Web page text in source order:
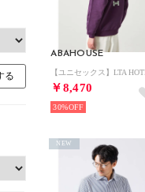
ABAHOUSE
￥8,470
30%
NEW